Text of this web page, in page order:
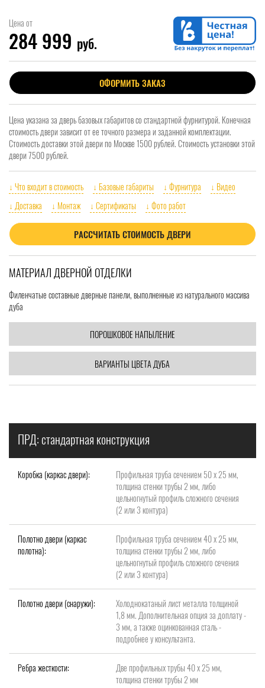
Цена от
284 999 руб.
ОФОРМИТЬ ЗАКАЗ
Цена указана за дверь базовых габаритов со стандартной фурнитурой. Конечная
стоимость двери зависит от ее точного размера и заданной комплектации.
Стоимость доставки этой двери по Москве 1500 рублей. Стоимость установки этой
двери 7500 рублей.
↓ Что входит в стоимость ↓ Базовые габариты ↓ Фурнитура
↓ Видео
↓ Доставка
↓ Монтаж ↓ Сертификаты ↓ Фото работ
РАССЧИТАТЬ СТОИМОСТЬ ДВЕРИ
МАТЕРИАЛ ДВЕРНОЙ ОТДЕЛКИ
Филенчатые составные дверные панели, выполненные из натурального массива
дуба
ПОРОШКОВОЕ НАПЫЛЕНИЕ
ВАРИАНТЫ ЦВЕТА ДУБА
ПРД: стандартная конструкция
Коробка (каркас двери):
Профильная труба сечением 50 х 25 мм,
толщина стенки трубы 2 мм, либо
цельногнутый профиль сложного сечения
(2 или 3 контура)
Полотно двери (каркас
полотна):
Профильная труба сечением 40 х 25 мм,
толщина стенки трубы 2 мм, либо
цельногнутый профиль сложного сечения
(2 или 3 контура)
Полотно двери (снаружи):
Холоднокатаный лист металла толщиной
1,8 мм. Дополнительная опция за доплату -
3 мм, а также оцинкованная сталь -
подробнее у консультанта.
Ребра жесткости:
Две профильных трубы 40 х 25 мм,
толщина стенки трубы 2 мм